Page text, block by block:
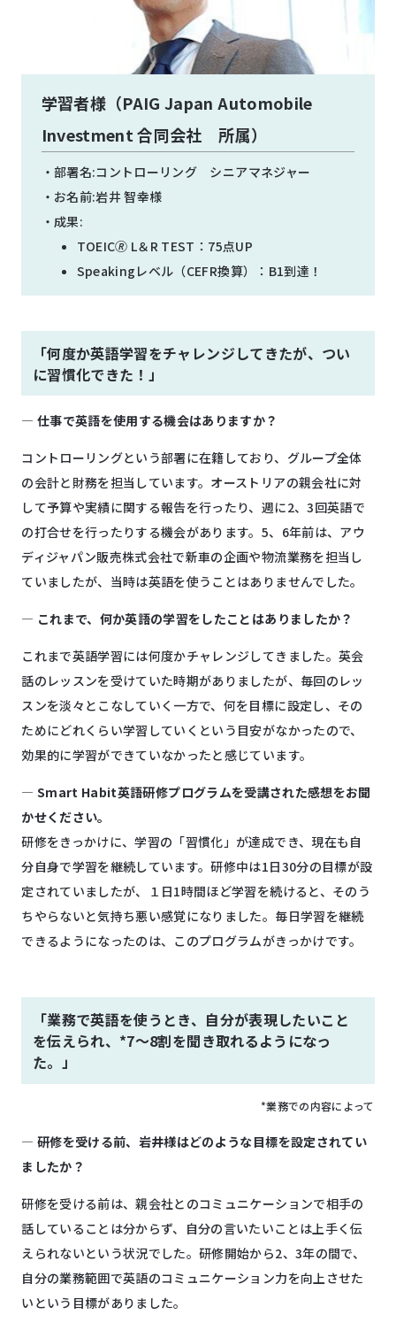
学習者様（PAIG Japan Automobile
Investment 合同会社 所属）
部署名:コントローリング シニアマネジャー
お名前:岩井 智幸様
成果:
TOEIC🄬 L＆R TEST：75点UP
Speakingレベル（CEFR換算）：B1到達！
「何度か英語学習をチャレンジしてきたが、つい
に習慣化できた！」
― 仕事で英語を使用する機会はありますか？
コントローリングという部署に在籍しており、グループ全体
の会計と財務を担当しています。オーストリアの親会社に対
して予算や実績に関する報告を行ったり、週に2、3回英語で
の打合せを行ったりする機会があります。5、6年前は、アウ
ディジャパン販売株式会社で新車の企画や物流業務を担当し
ていましたが、当時は英語を使うことはありませんでした。
― これまで、何か英語の学習をしたことはありましたか？
これまで英語学習には何度かチャレンジしてきました。英会
話のレッスンを受けていた時期がありましたが、毎回のレッ
スンを淡々とこなしていく一方で、何を目標に設定し、その
ためにどれくらい学習していくという目安がなかったので、
効果的に学習ができていなかったと感じています。
― Smart Habit英語研修プログラムを受講された感想をお聞
かせください。
研修をきっかけに、学習の「習慣化」が達成でき、現在も自
分自身で学習を継続しています。研修中は1日30分の目標が設
定されていましたが、１日1時間ほど学習を続けると、そのう
ちやらないと気持ち悪い感覚になりました。毎日学習を継続
できるようになったのは、このプログラムがきっかけです。
「業務で英語を使うとき、自分が表現したいこと
を伝えられ、*7～8割を聞き取れるようになっ
た。」
*業務での内容によって
― 研修を受ける前、岩井様はどのような目標を設定されてい
ましたか？
研修を受ける前は、親会社とのコミュニケーションで相手の
話していることは分からず、自分の言いたいことは上手く伝
えられないという状況でした。研修開始から2、3年の間で、
自分の業務範囲で英語のコミュニケーション力を向上させた
いという目標がありました。